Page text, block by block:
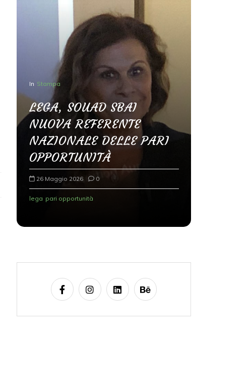
In Stampa
LEGA, SOUAD SBAI
NUOVA REFERENTE
NAZIONALE DELLE PARI
OPPORTUNITÀ
26 Maggio 2026 0
lega pari opportunità